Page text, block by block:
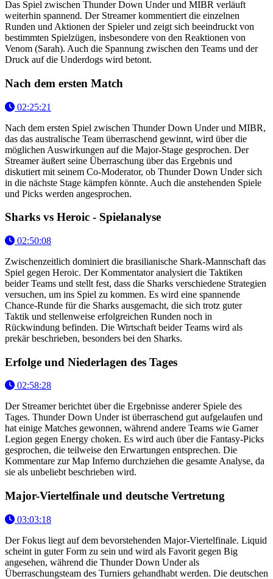
Das Spiel zwischen Thunder Down Under und MIBR verläuft
weiterhin spannend. Der Streamer kommentiert die einzelnen
Runden und Aktionen der Spieler und zeigt sich beeindruckt von
bestimmten Spielzügen, insbesondere von den Reaktionen von
Venom (Sarah). Auch die Spannung zwischen den Teams und der
Druck auf die Underdogs wird betont.
Nach dem ersten Match
02:25:21
Nach dem ersten Spiel zwischen Thunder Down Under und MIBR,
das das australische Team überraschend gewinnt, wird über die
möglichen Auswirkungen auf die Major-Stage gesprochen. Der
Streamer äußert seine Überraschung über das Ergebnis und
diskutiert mit seinem Co-Moderator, ob Thunder Down Under sich
in die nächste Stage kämpfen könnte. Auch die anstehenden Spiele
und Picks werden angesprochen.
Sharks vs Heroic - Spielanalyse
02:50:08
Zwischenzeitlich dominiert die brasilianische Shark-Mannschaft das
Spiel gegen Heroic. Der Kommentator analysiert die Taktiken
beider Teams und stellt fest, dass die Sharks verschiedene Strategien
versuchen, um ins Spiel zu kommen. Es wird eine spannende
Chance-Runde für die Sharks ausgemacht, die sich trotz guter
Taktik und stellenweise erfolgreichen Runden noch in
Rückwindung befinden. Die Wirtschaft beider Teams wird als
prekär beschrieben, besonders bei den Sharks.
Erfolge und Niederlagen des Tages
02:58:28
Der Streamer berichtet über die Ergebnisse anderer Spiele des
Tages. Thunder Down Under ist überraschend gut aufgelaufen und
hat einige Matches gewonnen, während andere Teams wie Gamer
Legion gegen Energy choken. Es wird auch über die Fantasy-Picks
gesprochen, die teilweise den Erwartungen entsprechen. Die
Kommentare zur Map Inferno durchziehen die gesamte Analyse, da
sie als unbeliebt beschrieben wird.
Major-Viertelfinale und deutsche Vertretung
03:03:18
Der Fokus liegt auf dem bevorstehenden Major-Viertelfinale. Liquid
scheint in guter Form zu sein und wird als Favorit gegen Big
angesehen, während die Thunder Down Under als
Überraschungsteam des Turniers gehandhabt werden. Die deutschen